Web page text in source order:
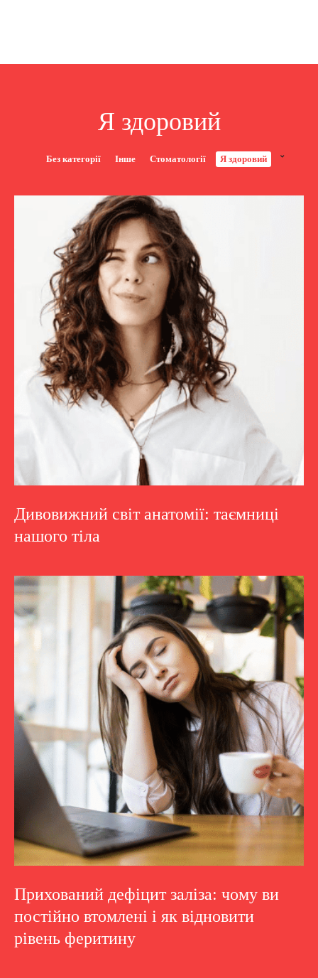
Я здоровий
Без категорії Інше Стоматології Я здоровий
Дивовижний світ анатомії: таємниці
нашого тіла
Прихований дефіцит заліза: чому ви
постійно втомлені і як відновити
рівень феритину